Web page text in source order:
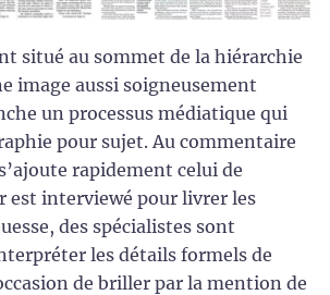
situé au sommet de la hiérarchie
image aussi soigneusement
un processus médiatique qui
pour sujet. Au commentaire
rapidement celui de
est interviewé pour livrer les
des spécialistes sont
les détails formels de
de briller par la mention de